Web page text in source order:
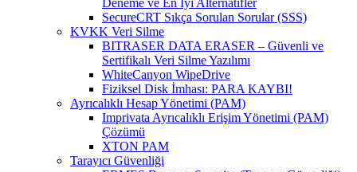
Deneme ve En İyi Alternatifler
SecureCRT Sıkça Sorulan Sorular (SSS)
KVKK Veri Silme
BITRASER DATA ERASER – Güvenli ve
Sertifikalı Veri Silme Yazılımı
WhiteCanyon WipeDrive
Fiziksel Disk İmhası: PARA KAYBI!
Ayrıcalıklı Hesap Yönetimi (PAM)
Imprivata Ayrıcalıklı Erişim Yönetimi (PAM)
Çözümü
XTON PAM
Tarayıcı Güvenliği